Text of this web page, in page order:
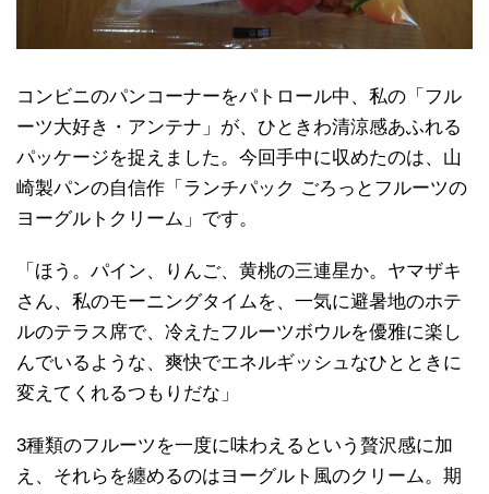
コンビニのパンコーナーをパトロール中、私の「フル
ーツ大好き・アンテナ」が、ひときわ清涼感あふれる
パッケージを捉えました。今回手中に収めたのは、山
崎製パンの自信作「ランチパック ごろっとフルーツの
ヨーグルトクリーム」です。
「ほう。パイン、りんご、黄桃の三連星か。ヤマザキ
さん、私のモーニングタイムを、一気に避暑地のホテ
ルのテラス席で、冷えたフルーツボウルを優雅に楽し
んでいるような、爽快でエネルギッシュなひとときに
変えてくれるつもりだな」
3種類のフルーツを一度に味わえるという贅沢感に加
え、それらを纏めるのはヨーグルト風のクリーム。期